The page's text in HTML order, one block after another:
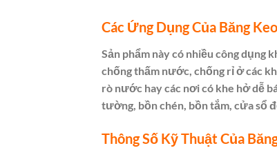
Các Ứng Dụng Của Băng
Sản phẩm này có nhiều công dụng
chống thấm nước, chống rỉ ở các
rò nước hay các nơi có khe hở dễ
tường, bồn chén, bồn tắm, cửa sổ
Thông Số Kỹ Thuật Của